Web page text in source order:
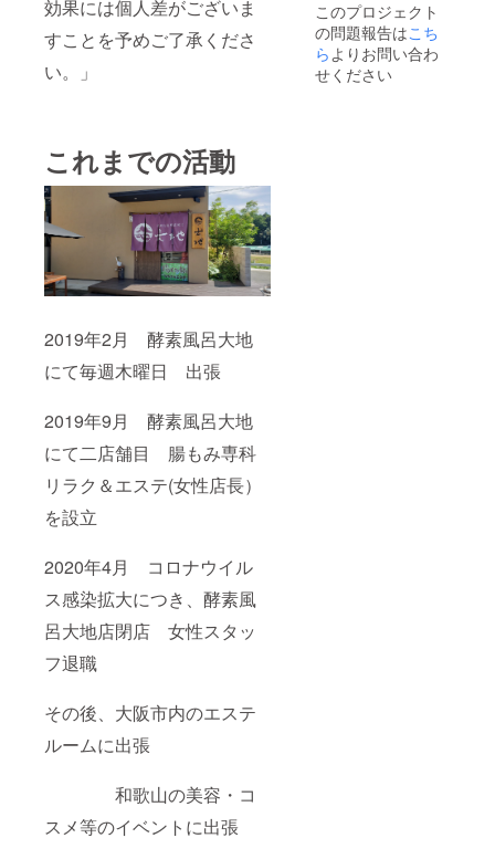
効果には個人差がございま
すことを予めご了承くださ
い。」
これまでの活動
2019年2月 酵素風呂大地
にて毎週木曜日 出張
2019年9月 酵素風呂大地
にて二店舗目 腸もみ専科
リラク＆エステ(女性店長）
を設立
2020年4月 コロナウイル
ス感染拡大につき、酵素風
呂大地店閉店 女性スタッ
フ退職
その後、大阪市内のエステ
ルームに出張
和歌山の美容・コ
スメ等のイベントに出張
このプロジェクト
の問題報告はこち
らよりお問い合わ
せください